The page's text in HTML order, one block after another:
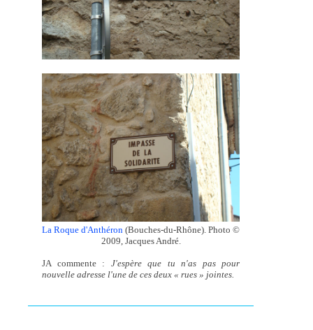
La Roque d'Anthéron (Bouches-du-Rhône). Photo ©
2009, Jacques André.
JA commente : J'espère que tu n'as pas pour
nouvelle adresse l'une de ces deux « rues » jointes.